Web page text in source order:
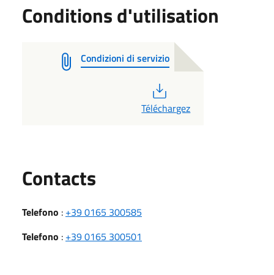
Conditions d'utilisation
Condizioni di servizio
Téléchargez
Contacts
Telefono : +39 0165 300585
Telefono : +39 0165 300501